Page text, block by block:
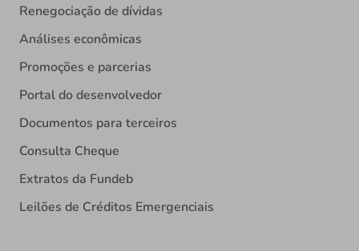
Renegociação de dívidas
Análises econômicas
Promoções e parcerias
Portal do desenvolvedor
Documentos para terceiros
Consulta Cheque
Extratos da Fundeb
Leilões de Créditos Emergenciais